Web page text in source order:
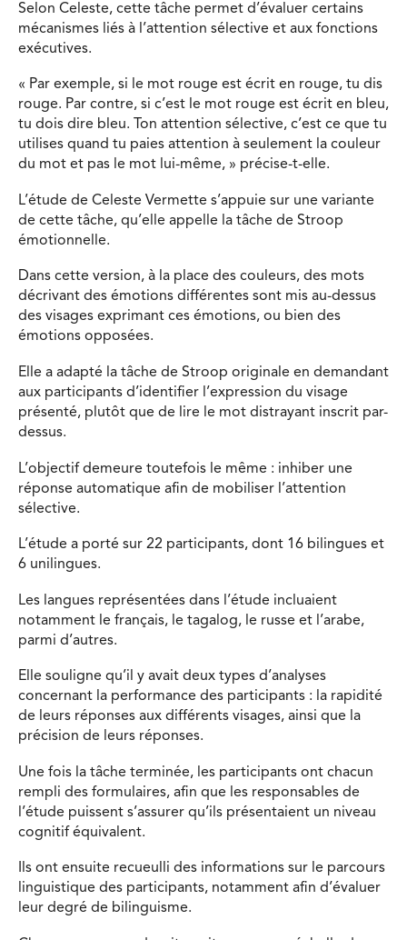
Selon Celeste, cette tâche permet d’évaluer certains
mécanismes liés à l’attention sélective et aux fonctions
exécutives.
« Par exemple, si le mot rouge est écrit en rouge, tu dis
rouge. Par contre, si c’est le mot rouge est écrit en bleu,
tu dois dire bleu. Ton attention sélective, c’est ce que tu
utilises quand tu paies attention à seulement la couleur
du mot et pas le mot lui-même, » précise-t-elle.
L’étude de Celeste Vermette s’appuie sur une variante
de cette tâche, qu’elle appelle la tâche de Stroop
émotionnelle.
Dans cette version, à la place des couleurs, des mots
décrivant des émotions différentes sont mis au-dessus
des visages exprimant ces émotions, ou bien des
émotions opposées.
Elle a adapté la tâche de Stroop originale en demandant
aux participants d’identifier l’expression du visage
présenté, plutôt que de lire le mot distrayant inscrit par-
dessus.
L’objectif demeure toutefois le même : inhiber une
réponse automatique afin de mobiliser l’attention
sélective.
L’étude a porté sur 22 participants, dont 16 bilingues et
6 unilingues.
Les langues représentées dans l’étude incluaient
notamment le français, le tagalog, le russe et l’arabe,
parmi d’autres.
Elle souligne qu’il y avait deux types d’analyses
concernant la performance des participants : la rapidité
de leurs réponses aux différents visages, ainsi que la
précision de leurs réponses.
Une fois la tâche terminée, les participants ont chacun
rempli des formulaires, afin que les responsables de
l’étude puissent s’assurer qu’ils présentaient un niveau
cognitif équivalent.
Ils ont ensuite recueulli des informations sur le parcours
linguistique des participants, notamment afin d’évaluer
leur degré de bilinguisme.